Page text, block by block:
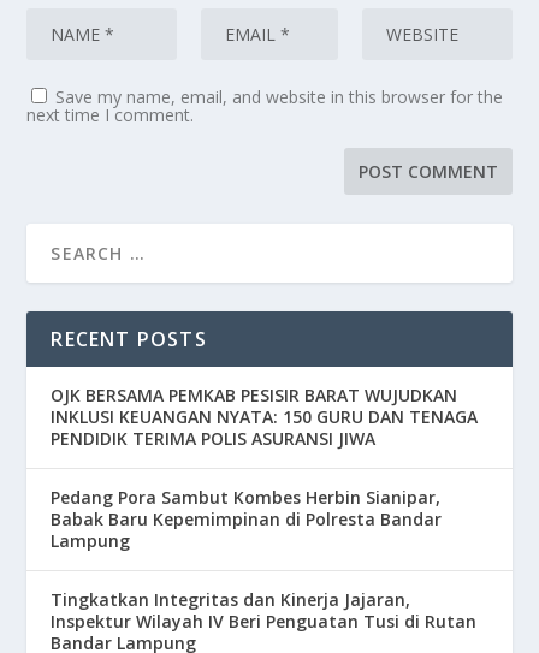
Save my name, email, and website in this browser for the
next time I comment.
RECENT POSTS
OJK BERSAMA PEMKAB PESISIR BARAT WUJUDKAN
INKLUSI KEUANGAN NYATA: 150 GURU DAN TENAGA
PENDIDIK TERIMA POLIS ASURANSI JIWA
Pedang Pora Sambut Kombes Herbin Sianipar,
Babak Baru Kepemimpinan di Polresta Bandar
Lampung
Tingkatkan Integritas dan Kinerja Jajaran,
Inspektur Wilayah IV Beri Penguatan Tusi di Rutan
Bandar Lampung